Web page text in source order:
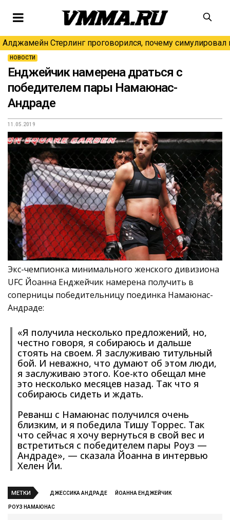
Алджамейн Стерлинг проговорился, почему симулировал
НОВОСТИ
Енджейчик намерена драться с
победителем пары Намаюнас-
Андраде
11.05.2019
Экс-чемпионка минимального женского дивизиона
UFC Йоанна Енджейчик намерена получить в
соперницы победительницу поединка Намаюнас-
Андраде:
«Я получила несколько предложений, но,
честно говоря, я собираюсь и дальше
стоять на своем. Я заслуживаю титульный
бой. И неважно, что думают об этом люди,
я заслуживаю этого. Кое-кто обещал мне
это несколько месяцев назад. Так что я
собираюсь сидеть и ждать.
Реванш с Намаюнас получился очень
близким, и я победила Тишу Торрес. Так
что сейчас я хочу вернуться в свой вес и
встретиться с победителем пары Роуз —
Андраде», — сказала Йоанна в интервью
Хелен Йи.
МЕТКИ ДЖЕССИКА АНДРАДЕ ЙОАННА ЕНДЖЕЙЧИК
РОУЗ НАМАЮНАС